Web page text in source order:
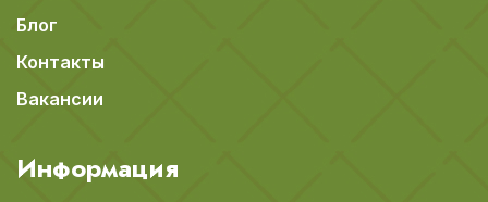
Блог
Контакты
Вакансии
Информация